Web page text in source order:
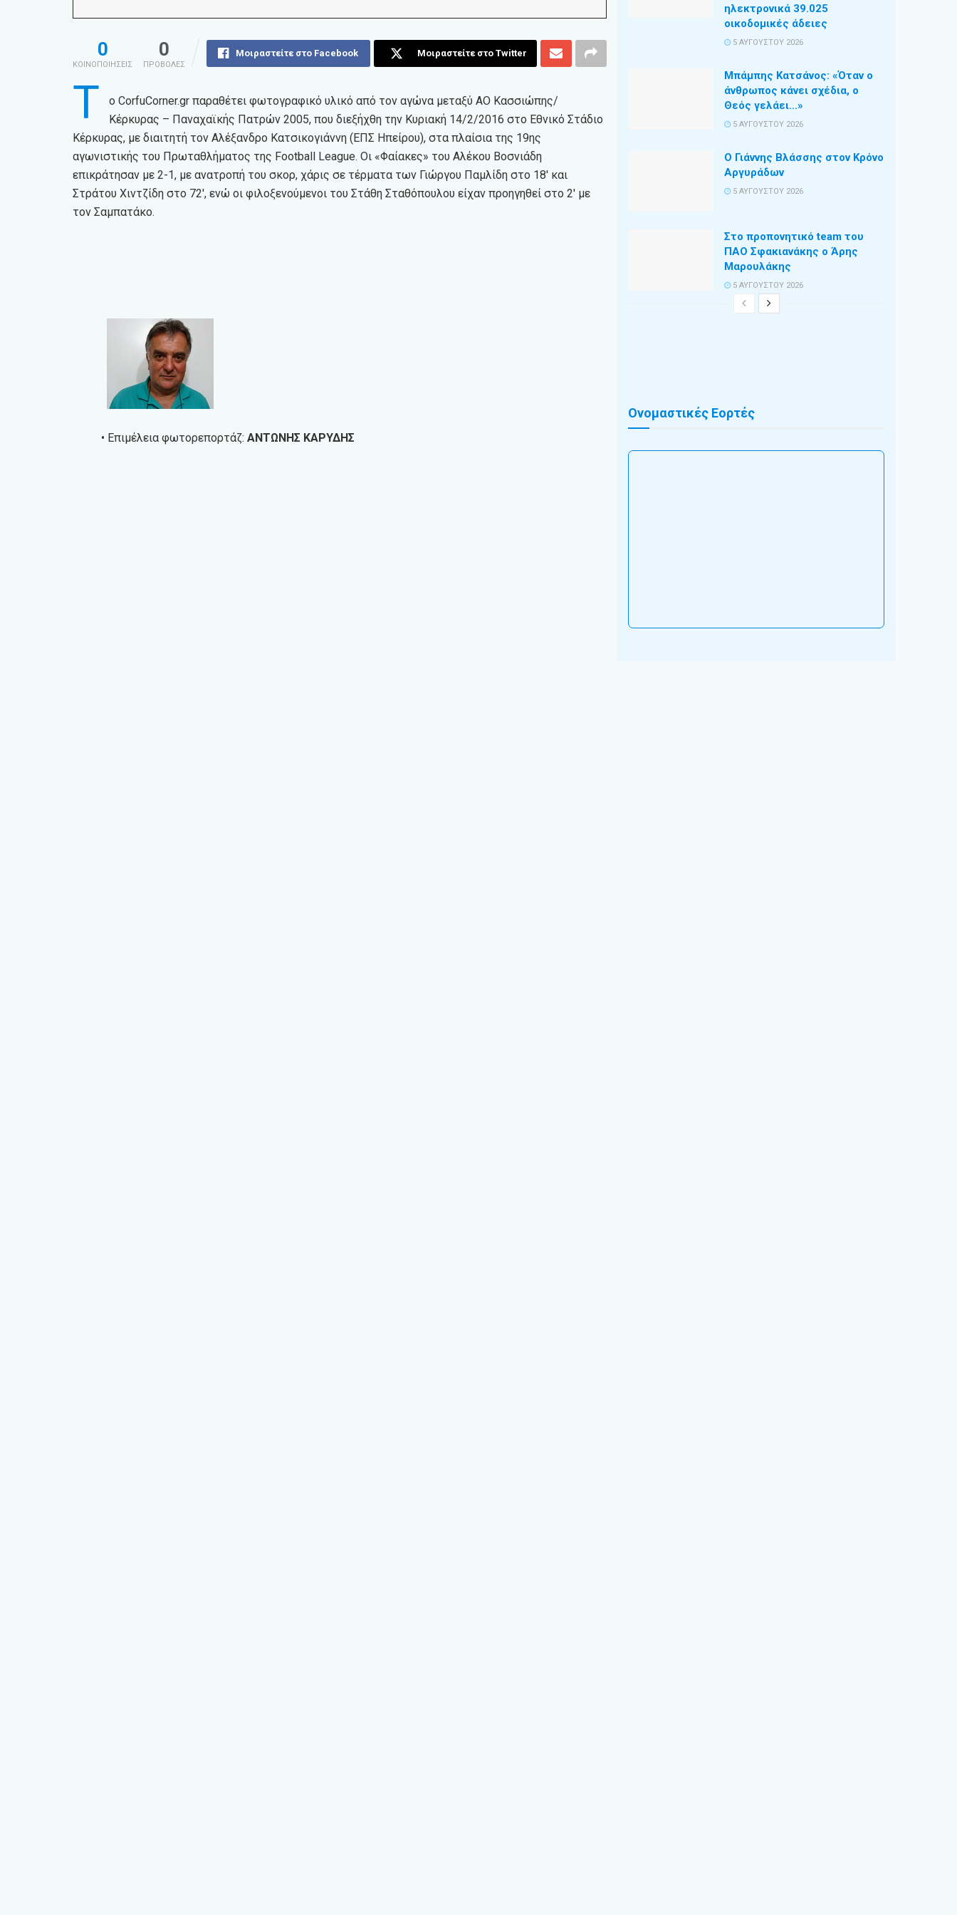
0
ΚΟΙΝΟΠΟΙΗΣΕΙΣ
0
ΠΡΟΒΟΛΕΣ
Μοιραστείτε στο Facebook Μοιραστείτε στο Twitter
Τ
ο CorfuCorner.gr παραθέτει φωτογραφικό υλικό από τον αγώνα μεταξύ ΑΟ Κασσιώπης/
Κέρκυρας – Παναχαϊκής Πατρών 2005, που διεξήχθη την Κυριακή 14/2/2016 στο Εθνικό Στάδιο
Κέρκυρας, με διαιτητή τον Αλέξανδρο Κατσικογιάννη (ΕΠΣ Ηπείρου), στα πλαίσια της 19ης
αγωνιστικής του Πρωταθλήματος της Football League. Οι «Φαίακες» του Αλέκου Βοσνιάδη
επικράτησαν με 2-1, με ανατροπή του σκορ, χάρις σε τέρματα των Γιώργου Παμλίδη στο 18′ και
Στράτου Χιντζίδη στο 72′, ενώ οι φιλοξενούμενοι του Στάθη Σταθόπουλου είχαν προηγηθεί στο 2′ με
τον Σαμπατάκο.
• Επιμέλεια φωτορεπορτάζ: ΑΝΤΩΝΗΣ ΚΑΡΥΔΗΣ
ηλεκτρονικά 39.025
οικοδομικές άδειες
5 ΑΥΓΟΎΣΤΟΥ 2026
Μπάμπης Κατσάνος: «Όταν ο
άνθρωπος κάνει σχέδια, ο
Θεός γελάει…»
5 ΑΥΓΟΎΣΤΟΥ 2026
Ο Γιάννης Βλάσσης στον Κρόνο
Αργυράδων
5 ΑΥΓΟΎΣΤΟΥ 2026
Στο προπονητικό team του
ΠΑΟ Σφακιανάκης ο Άρης
Μαρουλάκης
5 ΑΥΓΟΎΣΤΟΥ 2026
Ονομαστικές Εορτές